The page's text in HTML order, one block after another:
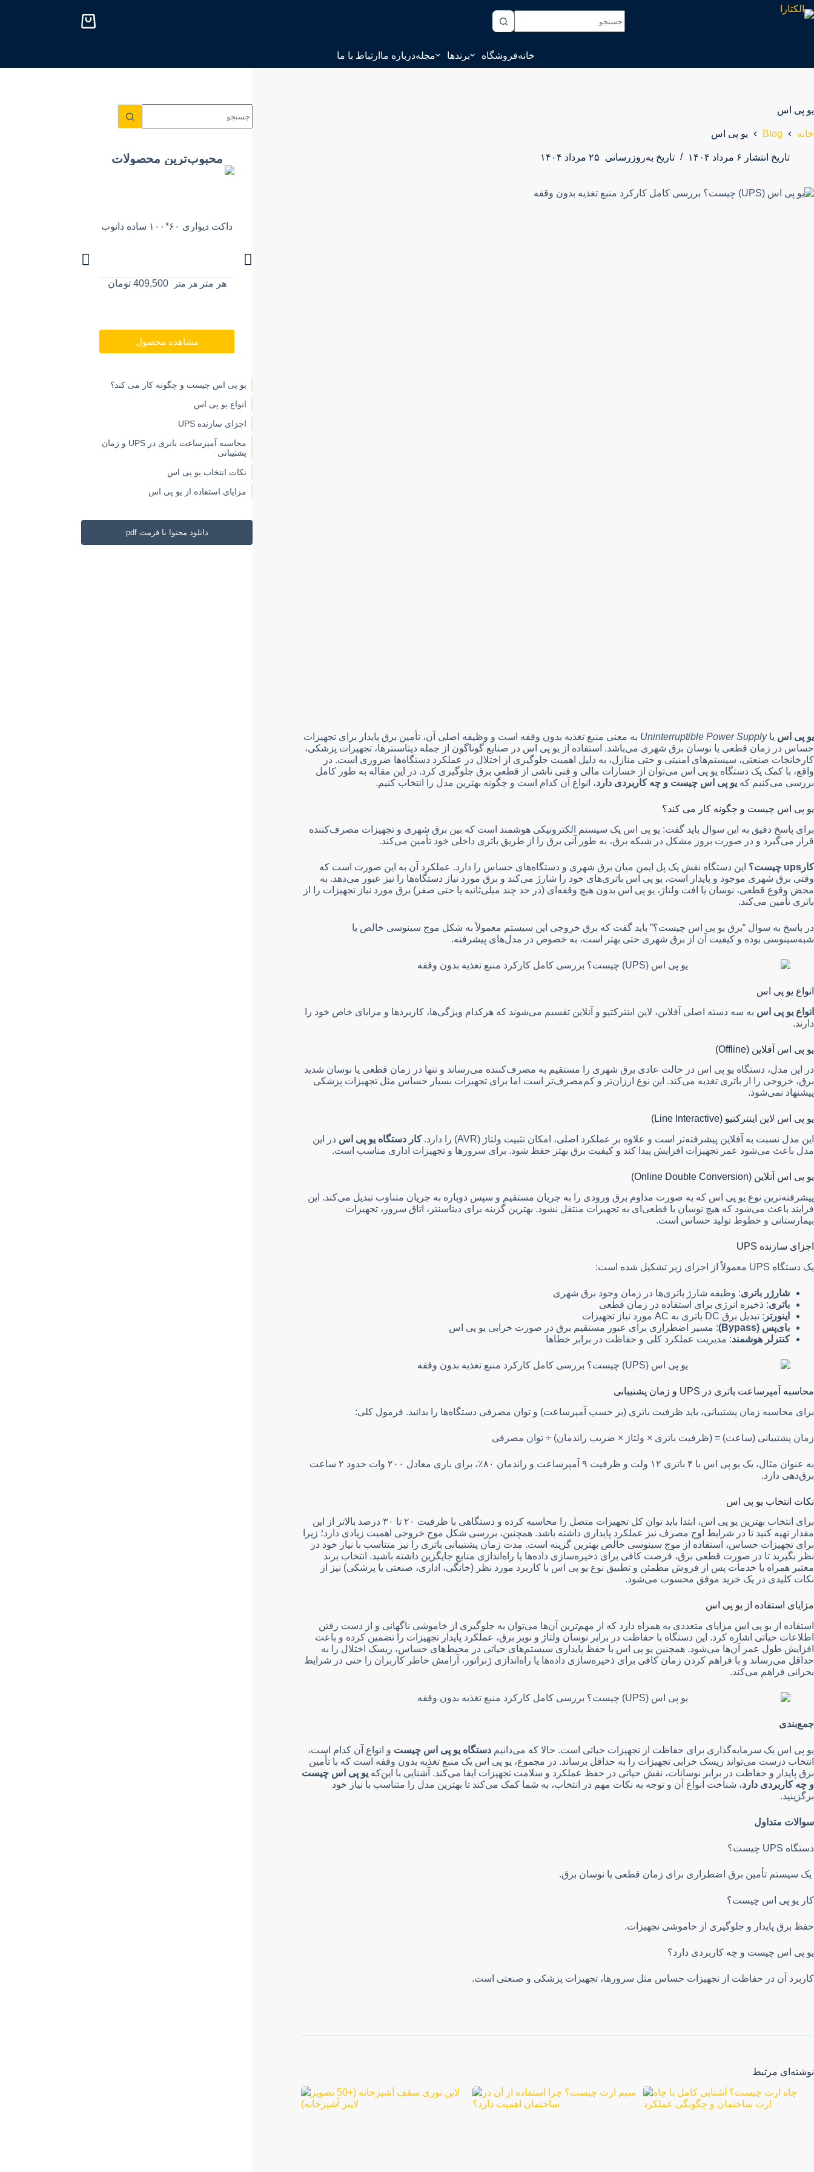
م
خانهفروشگاه برندها مجلهدرباره ما ارتباط با ما
یو پی اس
خانه Blog یو پی اس
تاریخ انتشار ۶ مرداد ۱۴۰۴ تاریخ به‌روزرسانی ۲۵ مرداد ۱۴۰۴
یو پی اس یاUninterruptible Power Supply به معنی منبع تغذیه بدون وقفه است و وظیفه اصلی آن، تأمین برق پایدار برای تجهیزات
حساس در زمان قطعی یا نوسان برق شهری می‌باشد. استفاده از یو پی اس در صنایع گوناگون از جمله دیتاسنترها، تجهیزات پزشکی،
کارخانجات صنعتی، سیستم‌های امنیتی و حتی منازل، به دلیل اهمیت جلوگیری از اختلال در عملکرد دستگاه‌ها ضروری است. در
واقع، با کمک یک دستگاه یو پی اس می‌توان از خسارات مالی و فنی ناشی از قطعی برق جلوگیری کرد. در این مقاله به طور کامل
بررسی می‌کنیم که یو پی اس چیست و چه کاربردی دارد، انواع آن کدام است و چگونه بهترین مدل را انتخاب کنیم.
یو پی اس چیست و چگونه کار می کند؟
برای پاسخ دقیق به این سوال باید گفت: یو پی اس یک سیستم الکترونیکی هوشمند است که بین برق شهری و تجهیزات مصرف‌کننده
قرار می‌گیرد و در صورت بروز مشکل در شبکه برق، به طور آنی برق را از طریق باتری داخلی خود تأمین می‌کند.
کارups چیست؟
این دستگاه نقش یک پل ایمن میان برق شهری و دستگاه‌های حساس را دارد. عملکرد آن به این صورت است که
وقتی برق شهری موجود و پایدار است، یو پی اس باتری‌های خود را شارژ می‌کند و برق مورد نیاز دستگاه‌ها را نیز عبور می‌دهد. به
محض وقوع قطعی، نوسان یا افت ولتاژ، یو پی اس بدون هیچ وقفه‌ای (در حد چند میلی‌ثانیه یا حتی صفر) برق مورد نیاز تجهیزات را از
باتری تأمین می‌کند.
در پاسخ به سوال “برق یو پی اس چیست؟” باید گفت که برق خروجی این سیستم معمولاً به شکل موج سینوسی خالص یا
شبه‌سینوسی بوده و کیفیت آن از برق شهری حتی بهتر است، به خصوص در مدل‌های پیشرفته.
انواع یو پی اس
انواع یو پی اس به سه دسته اصلی آفلاین، لاین اینترکتیو و آنلاین تقسیم می‌شوند که هرکدام ویژگی‌ها، کاربردها و مزایای خاص خود را
دارند.
یو پی اس آفلاین (Offline)
در این مدل، دستگاه یو پی اس در حالت عادی برق شهری را مستقیم به مصرف‌کننده می‌رساند و تنها در زمان قطعی یا نوسان شدید
برق، خروجی را از باتری تغذیه می‌کند. این نوع ارزان‌تر و کم‌مصرف‌تر است اما برای تجهیزات بسیار حساس مثل تجهیزات پزشکی
پیشنهاد نمی‌شود.
یو پی اس لاین اینترکتیو (Line Interactive)
این مدل نسبت به آفلاین پیشرفته‌تر است و علاوه بر عملکرد اصلی، امکان تثبیت ولتاژ (AVR) را دارد.
کار دستگاه یو پی اس در این
مدل باعث می‌شود عمر تجهیزات افزایش پیدا کند و کیفیت برق بهتر حفظ شود. برای سرورها و تجهیزات اداری مناسب است.
یو پی اس آنلاین (Online Double Conversion)
پیشرفته‌ترین نوع یو پی اس که به صورت مداوم برق ورودی را به جریان مستقیم و سپس دوباره به جریان متناوب تبدیل می‌کند. این
فرایند باعث می‌شود که هیچ نوسان یا قطعی‌ای به تجهیزات منتقل نشود. بهترین گزینه برای دیتاسنتر، اتاق سرور، تجهیزات
بیمارستانی و خطوط تولید حساس است.
اجزای سازنده UPS
یک دستگاه UPS معمولاً از اجزای زیر تشکیل شده است:
شارژر باتری: وظیفه شارژ باتری‌ها در زمان وجود برق شهری
باتری: ذخیره انرژی برای استفاده در زمان قطعی
اینورتر : تبدیل برق DC باتری به AC مورد نیاز تجهیزات
بای‌پس (Bypass)
: مسیر اضطراری برای عبور مستقیم برق در صورت خرابی یو پی اس
کنترلر هوشمند: مدیریت عملکرد کلی و حفاظت در برابر خطاها
محاسبه آمپرساعت باتری در UPS و زمان پشتیبانی
برای محاسبه زمان پشتیبانی، باید ظرفیت باتری (بر حسب آمپرساعت) و توان مصرفی دستگاه‌ها را بدانید. فرمول کلی:
زمان پشتیبانی (ساعت) = (ظرفیت باتری × ولتاژ × ضریب راندمان) ÷ توان مصرفی
به عنوان مثال، یک یو پی اس با ۴ باتری ۱۲ ولت و ظرفیت ۹ آمپرساعت و راندمان ۸۰٪، برای باری معادل ۲۰۰ وات حدود ۲ ساعت
برق‌دهی دارد.
نکات انتخاب یو پی اس
برای انتخاب بهترین یو پی اس، ابتدا باید توان کل تجهیزات متصل را محاسبه کرده و دستگاهی با ظرفیت ۲۰ تا ۳۰ درصد بالاتر از این
مقدار تهیه کنید تا در شرایط اوج مصرف نیز عملکرد پایداری داشته باشد. همچنین، بررسی شکل موج خروجی اهمیت زیادی دارد؛ زیرا
برای تجهیزات حساس، استفاده از موج سینوسی خالص بهترین گزینه است. مدت زمان پشتیبانی باتری را نیز متناسب با نیاز خود در
نظر بگیرید تا در صورت قطعی برق، فرصت کافی برای ذخیره‌سازی داده‌ها یا راه‌اندازی منابع جایگزین داشته باشید. انتخاب برند
معتبر همراه با خدمات پس از فروش مطمئن و تطبیق نوع یو پی اس با کاربرد مورد نظر (خانگی، اداری، صنعتی یا پزشکی) نیز از
نکات کلیدی در یک خرید موفق محسوب می‌شود.
مزایای استفاده از یو پی اس
استفاده از یو پی اس مزایای متعددی به همراه دارد که از مهم‌ترین آن‌ها می‌توان به جلوگیری از خاموشی ناگهانی و از دست رفتن
اطلاعات حیاتی اشاره کرد. این دستگاه با حفاظت در برابر نوسان ولتاژ و نویز برق، عملکرد پایدار تجهیزات را تضمین کرده و باعث
افزایش طول عمر آن‌ها می‌شود. همچنین یو پی اس با حفظ پایداری سیستم‌های حیاتی در محیط‌های حساس، ریسک اختلال را به
حداقل می‌رساند و با فراهم کردن زمان کافی برای ذخیره‌سازی داده‌ها یا راه‌اندازی ژنراتور، آرامش خاطر کاربران را حتی در شرایط
بحرانی فراهم می‌کند.
جمع‌بندی
یو پی اس یک سرمایه‌گذاری برای حفاظت از تجهیزات حیاتی است. حالا که می‌دانیم دستگاه یو پی اس چیست و انواع آن کدام است،
انتخاب درست می‌تواند ریسک خرابی تجهیزات را به حداقل برساند. در مجموع، یو پی اس یک منبع تغذیه بدون وقفه است که با تأمین
برق پایدار و حفاظت در برابر نوسانات، نقش حیاتی در حفظ عملکرد و سلامت تجهیزات ایفا می‌کند. آشنایی با این‌که یو پی اس چیست
و چه کاربردی دارد، شناخت انواع آن و توجه به نکات مهم در انتخاب، به شما کمک می‌کند تا بهترین مدل را متناسب با نیاز خود
برگزینید.
سوالات متداول
دستگاه UPS چیست؟
یک سیستم تأمین برق اضطراری برای زمان قطعی یا نوسان برق.
کار یو پی اس چیست؟
حفظ برق پایدار و جلوگیری از خاموشی تجهیزات.
یو پی اس چیست و چه کاربردی دارد؟
کاربرد آن در حفاظت از تجهیزات حساس مثل سرورها، تجهیزات پزشکی و صنعتی است.
نوشته‌ای مرتبط
محبوب‌ترین محصولات
داکت دیواری ۶۰*۱۰۰ ساده دانوب
هر متر هر متر 409,500 تومان
مشاهده محصول
یو پی اس چیست و چگونه کار می کند؟
انواع یو پی اس
اجزای سازنده UPS
محاسبه آمپرساعت باتری در UPS و زمان
پشتیبانی
نکات انتخاب یو پی اس
مزایای استفاده از یو پی اس
دانلود محتوا با فرمت pdf